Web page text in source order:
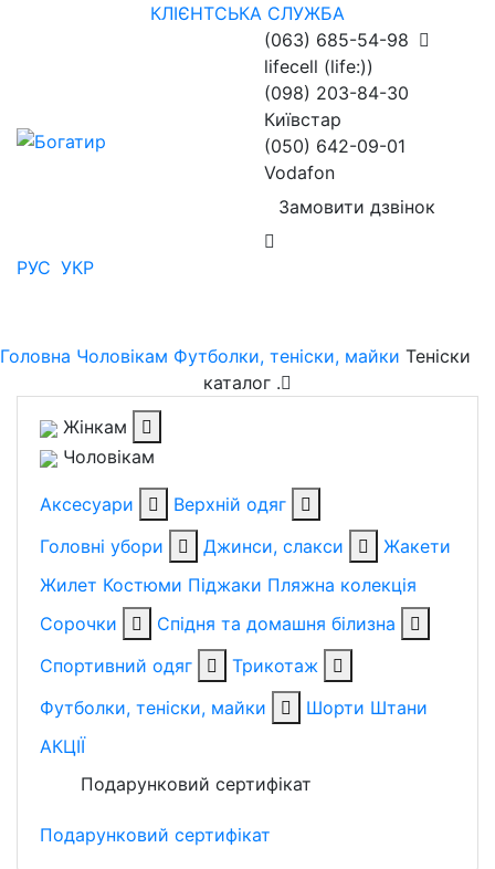
КЛІЄНТСЬКА СЛУЖБА
(063) 685-54-98
lifecell (life:))
(098) 203-84-30
Київстар
(050) 642-09-01
Vodafon
Замовити дзвінок
РУС УКР
Головна Чоловікам Футболки, теніски, майки Теніски
каталог .
Жінкам
Чоловікам
Аксесуари
Верхній одяг
Головні убори
Джинси, слакси
Жакети
Жилет Костюми Піджаки Пляжна колекція
Сорочки
Спідня та домашня білизна
Спортивний одяг
Трикотаж
Футболки, теніски, майки
Шорти Штани
АКЦІЇ
Подарунковий сертифікат
Подарунковий сертифікат